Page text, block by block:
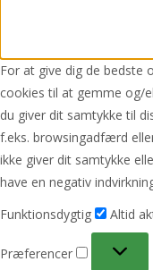
For at give dig de bedste
cookies til at gemme og/
du giver dit samtykke til
f.eks. browsingadfærd
ikke giver dit samtykke
have en negativ
Funktionsdygtig
Altid
Præferencer